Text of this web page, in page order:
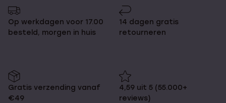
Op werkdagen voor 17.00
besteld, morgen in huis
14 dagen gratis
retourneren
Gratis verzending vanaf
€49
4,59 uit 5 (55.000+
reviews)